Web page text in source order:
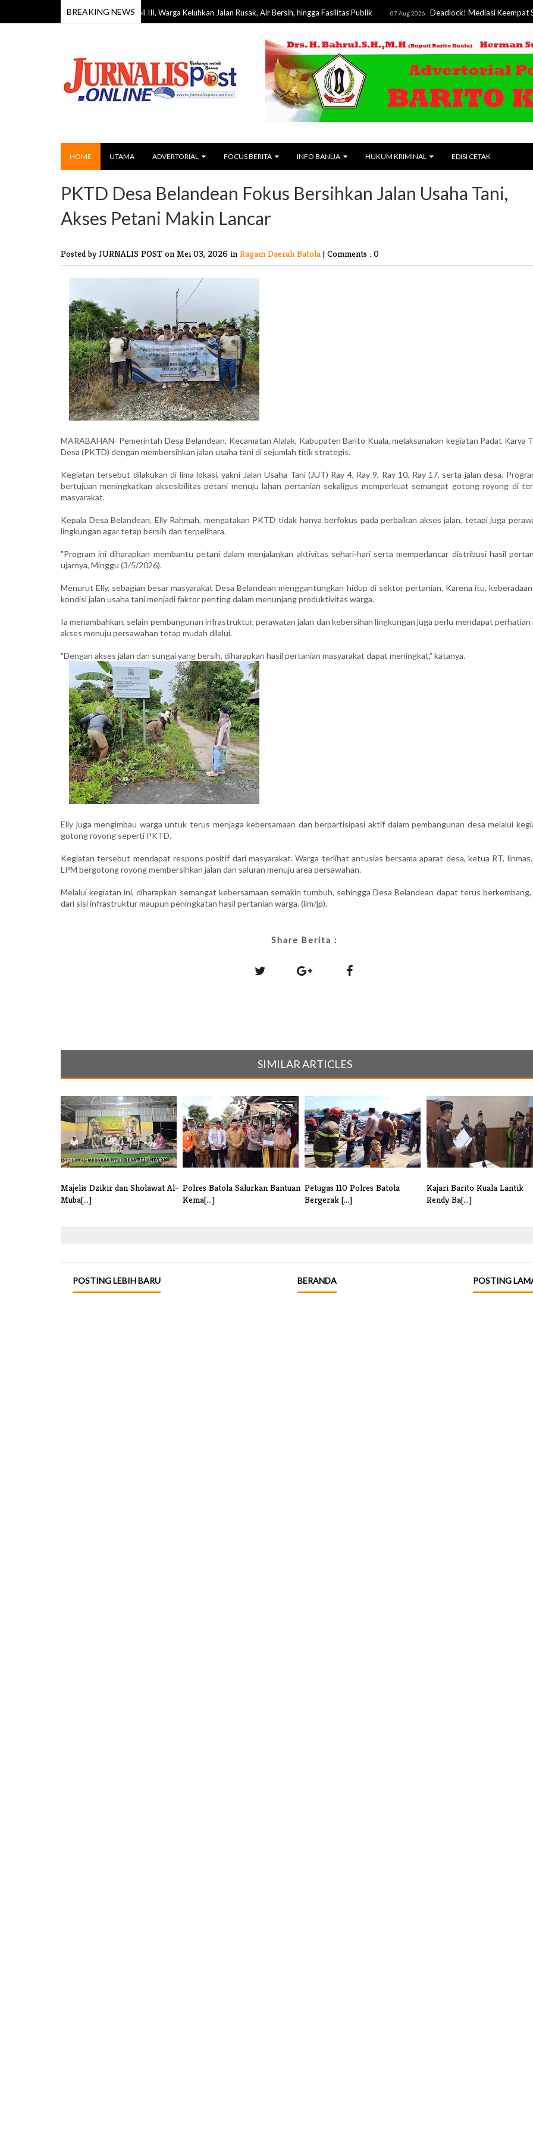
BREAKING NEWS
DPRD Barito Timur Dapil III, Warga Keluhkan Jalan Rusak, Air Bersih, hingga Fasilitas Publik 07 Aug 2026 Deadlock! Mediasi Keempat Sengketa
HOME UTAMA ADVERTORIAL FOCUS BERITA INFO BANUA HUKUM KRIMINAL EDISI CETAK
PKTD Desa Belandean Fokus Bersihkan Jalan Usaha Tani,
Akses Petani Makin Lancar
Posted by JURNALIS POST on Mei 03, 2026 in Ragam Daerah Batola | Comments : 0
MARABAHAN- Pemerintah Desa Belandean, Kecamatan Alalak, Kabupaten Barito Kuala, melaksanakan kegiatan Padat Karya
Desa (PKTD) dengan membersihkan jalan usaha tani di sejumlah titik strategis.
Kegiatan tersebut dilakukan di lima lokasi, yakni Jalan Usaha Tani (JUT) Ray 4, Ray 9, Ray 10, Ray 17, serta jalan desa.
bertujuan meningkatkan aksesibilitas petani menuju lahan pertanian sekaligus memperkuat semangat gotong royong di
masyarakat.
Kepala Desa Belandean, Elly Rahmah, mengatakan PKTD tidak hanya berfokus pada perbaikan akses jalan, tetapi juga
lingkungan agar tetap bersih dan terpelihara.
"Program ini diharapkan membantu petani dalam menjalankan aktivitas sehari-hari serta memperlancar distribusi hasil
ujarnya, Minggu (3/5/2026).
Menurut Elly, sebagian besar masyarakat Desa Belandean menggantungkan hidup di sektor pertanian. Karena itu,
kondisi jalan usaha tani menjadi faktor penting dalam menunjang produktivitas warga.
Ia menambahkan, selain pembangunan infrastruktur, perawatan jalan dan kebersihan lingkungan juga perlu mendapat perhatian
akses menuju persawahan tetap mudah dilalui.
"Dengan akses jalan dan sungai yang bersih, diharapkan hasil pertanian masyarakat dapat meningkat,” katanya.
Elly juga mengimbau warga untuk terus menjaga kebersamaan dan berpartisipasi aktif dalam pembangunan desa melalui
gotong royong seperti PKTD.
Kegiatan tersebut mendapat respons positif dari masyarakat. Warga terlihat antusias bersama aparat desa, ketua RT,
LPM bergotong royong membersihkan jalan dan saluran menuju area persawahan.
Melalui kegiatan ini, diharapkan semangat kebersamaan semakin tumbuh, sehingga Desa Belandean dapat terus berkembang,
dari sisi infrastruktur maupun peningkatan hasil pertanian warga. (lim/jp).
Share Berita :
SIMILAR ARTICLES
Majelis Dzikir dan Sholawat Al-
Muba[...]
Polres Batola Salurkan Bantuan
Kema[...]
Petugas 110 Polres Batola
Bergerak [...]
Kajari Barito Kuala Lantik
Rendy Ba[...]
POSTING LEBIH BARU POSTING
BERANDA